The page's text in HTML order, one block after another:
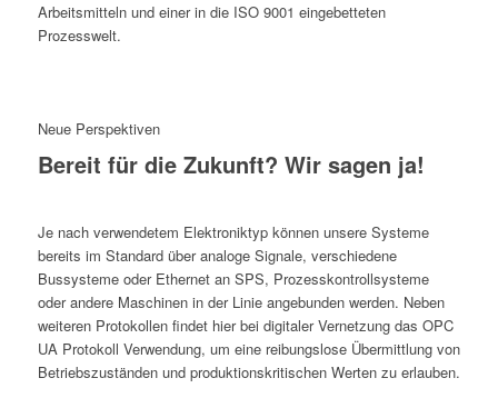
Arbeitsmitteln und einer in die ISO 9001 eingebetteten
Prozesswelt.
Neue Perspektiven
Bereit für die Zukunft? Wir sagen ja!
Je nach verwendetem Elektroniktyp können unsere Systeme
bereits im Standard über analoge Signale, verschiedene
Bussysteme oder Ethernet an SPS, Prozesskontrollsysteme
oder andere Maschinen in der Linie angebunden werden. Neben
weiteren Protokollen findet hier bei digitaler Vernetzung das OPC
UA Protokoll Verwendung, um eine reibungslose Übermittlung von
Betriebszuständen und produktionskritischen Werten zu erlauben.